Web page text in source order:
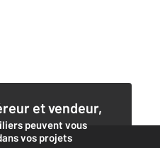
et vendeur,
peuvent vous
vos projets